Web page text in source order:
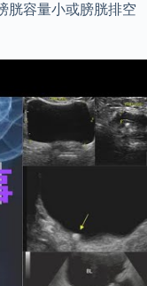
胱容量小或膀胱排空